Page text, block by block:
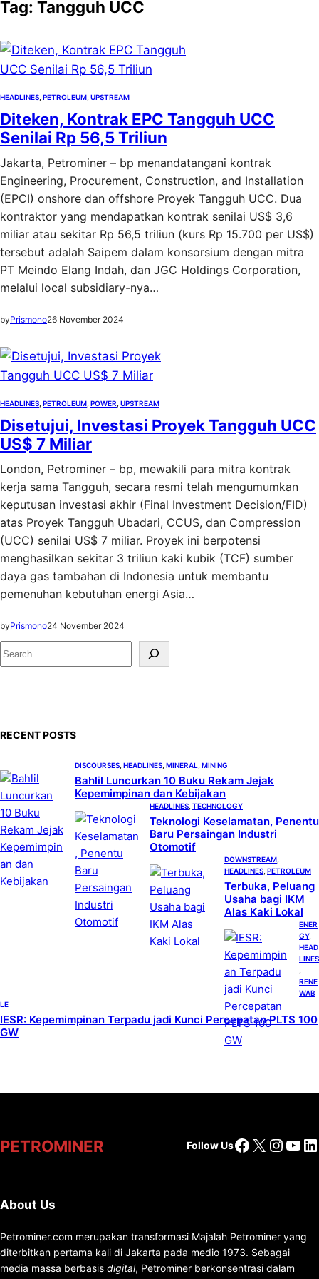
Tag: Tangguh UCC
HEADLINES PETROLEUM UPSTREAM
Diteken, Kontrak EPC Tangguh UCC
Senilai Rp 56,5 Triliun
Jakarta, Petrominer – bp menandatangani kontrak
Engineering, Procurement, Construction, and Installation
(EPCI) onshore dan offshore Proyek Tangguh UCC. Dua
kontraktor yang mendapatkan kontrak senilai US$ 3,6
miliar atau sekitar Rp 56,5 triliun (kurs Rp 15.700 per US$)
tersebut adalah Saipem dalam konsorsium dengan mitra
PT Meindo Elang Indah, dan JGC Holdings Corporation,
melalui local subsidiary-nya…
byPrismono26 November 2024
HEADLINES PETROLEUM POWER UPSTREAM
Disetujui, Investasi Proyek Tangguh UCC
US$ 7 Miliar
London, Petrominer – bp, mewakili para mitra kontrak
kerja sama Tangguh, secara resmi telah mengumumkan
keputusan investasi akhir (Final Investment Decision/FID)
atas Proyek Tangguh Ubadari, CCUS, dan Compression
(UCC) senilai US$ 7 miliar. Proyek ini berpotensi
menghasilkan sekitar 3 triliun kaki kubik (TCF) sumber
daya gas tambahan di Indonesia untuk membantu
pemenuhan kebutuhan energi Asia…
byPrismono24 November 2024
S
e
RECENT POSTS
DISCOURSES HEADLINES MINERAL MINING
Bahlil Luncurkan 10 Buku Rekam Jejak
Kepemimpinan dan Kebijakan
HEADLINES TECHNOLOGY
Teknologi Keselamatan, Penentu
Baru Persaingan Industri
Otomotif
DOWNSTREAM
HEADLINES PETROLEUM
Terbuka, Peluang
Usaha bagi IKM
Alas Kaki Lokal
ENER
GY
HEAD
LINES
RENE
WAB
LE
IESR: Kepemimpinan Terpadu jadi Kunci Percepatan PLTS 100
GW
PETROMINER Follow UsFacebook
X
About Us
Petrominer.com merupakan transformasi Majalah Petrominer yang
diterbitkan pertama kali di Jakarta pada medio 1973. Sebagai
media massa berbasis digital, Petrominer berkonsentrasi dalam